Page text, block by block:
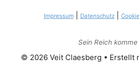
Impressum| Datenschutz|
Sein Reich
© 2026 Veit Claesberg • Erstellt